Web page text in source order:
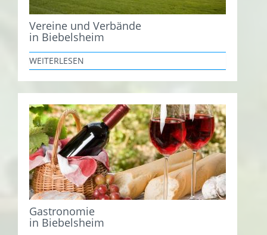
Vereine und Verbände
in Biebelsheim
WEITERLESEN
Gastronomie
in Biebelsheim